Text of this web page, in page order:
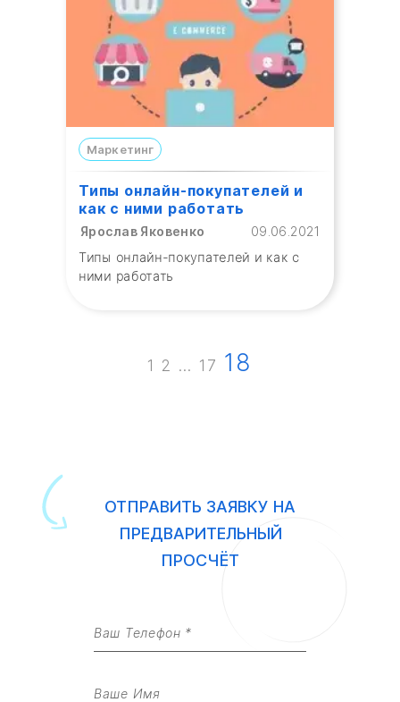
Маркетинг
Типы онлайн-покупателей и
как с ними работать
Ярослав Яковенко
09.06.2021
Типы онлайн-покупателей и как с
ними работать
1 2 … 17 18
ОТПРАВИТЬ ЗАЯВКУ НА
ПРЕДВАРИТЕЛЬНЫЙ
ПРОСЧЁТ